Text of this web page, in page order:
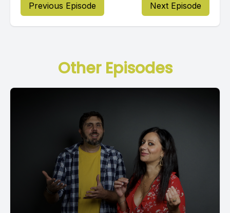
Previous Episode Next Episode
Other Episodes